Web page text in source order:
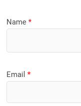
Name*
Email*